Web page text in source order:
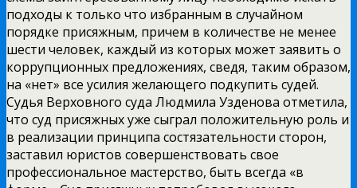
подходы к только что избранным в случайном
порядке присяжным, причем в количестве не менее
шести человек, каждый из которых может заявить о
коррупционных предложениях, сведя, таким образом,
на «нет» все усилия желающего подкупить судей.
Судья Верховного суда Людмила Узденова отметила,
что суд присяжных уже сыграл положительную роль и
в реализации принципа состязательности сторон,
заставил юристов совершенствовать свое
профессиональное мастерство, быть всегда «в